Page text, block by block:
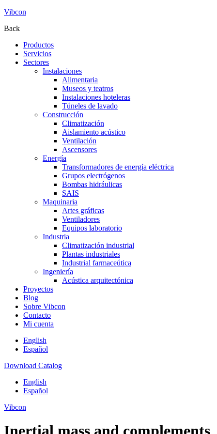
Vibcon
Back
Productos
Servicios
Sectores
Instalaciones
Alimentaria
Museos y teatros
Instalaciones hoteleras
Túneles de lavado
Construcción
Climatización
Aislamiento acústico
Ventilación
Ascensores
Energía
Transformadores de energía eléctrica
Grupos electrógenos
Bombas hidráulicas
SAIS
Maquinaria
Artes gráficas
Ventiladores
Equipos laboratorio
Industria
Climatización industrial
Plantas industriales
Industrial farmaceútica
Ingeniería
Acústica arquitectónica
Proyectos
Blog
Sobre Vibcon
Contacto
Mi cuenta
English
Español
Download Catalog
English
Español
Vibcon